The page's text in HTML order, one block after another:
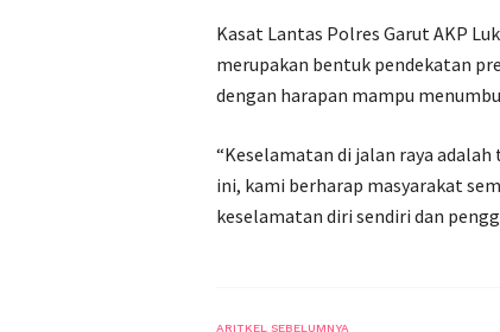
Kasat Lantas Polres Garut AKP
merupakan bentuk pendekatan
dengan harapan mampu
“Keselamatan di jalan raya
ini, kami berharap masyarakat
keselamatan diri sendiri dan
ARITKEL SEBELUMNYA